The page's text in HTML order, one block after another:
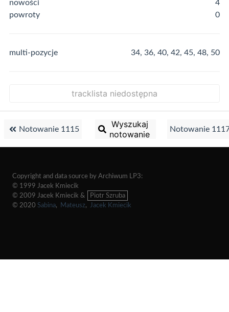
nowości
4
powroty
0
multi-pozycje 34, 36, 40, 42, 45, 48, 50
tracklista niedostępna
Notowanie 1115
Wyszukaj
notowanie
Notowanie
Copyright and data source by Archiwum LP3:
© 1999 Jacek Kmiecik
© 2009 Jacek Kmiecik &
Piotr Szruba
© 2020 Sabina, Mateusz, Jacek Kmiecik